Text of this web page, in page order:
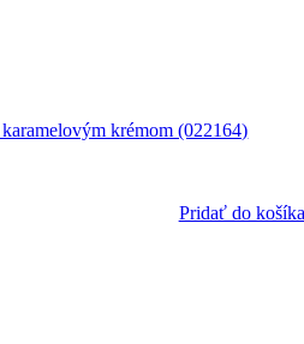
krémom (022164)
Pridať do košíka